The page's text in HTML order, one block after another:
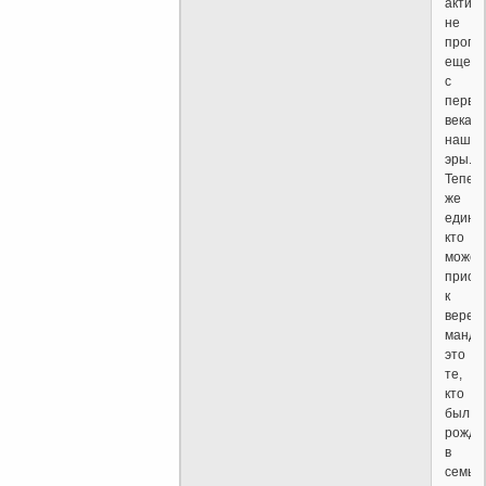
не
еще
с
века
нашей
эры.
же
кто
может
к
вере
это
те,
кто
был
в
семье